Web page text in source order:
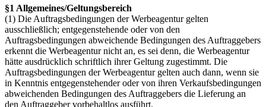
§1 Allgemeines/Geltungsbereich
(1) Die Auftragsbedingungen der Werbeagentur gelten
ausschließlich; entgegenstehende oder von den
Auftragsbedingungen abweichende Bedingungen des Auftraggebers
erkennt die Werbeagentur nicht an, es sei denn, die Werbeagentur
hätte ausdrücklich schriftlich ihrer Geltung zugestimmt. Die
Auftragsbedingungen der Werbeagentur gelten auch dann, wenn sie
in Kenntnis entgegenstehender oder von ihren Verkaufsbedingungen
abweichenden Bedingungen des Auftraggebers die Lieferung an
den Auftraggeber vorbehaltlos ausführt.